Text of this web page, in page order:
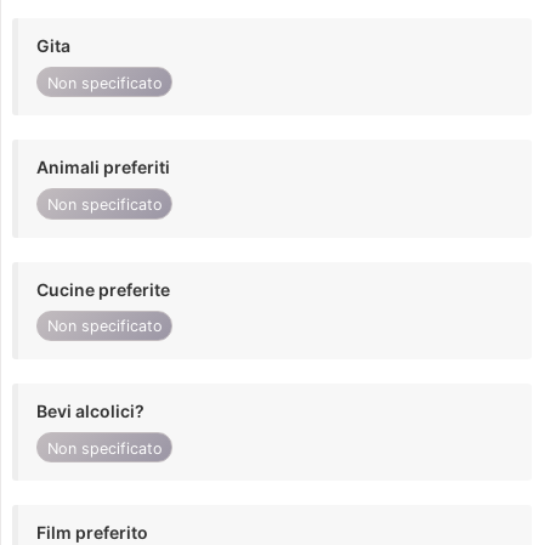
Gita
Non specificato
Animali preferiti
Non specificato
Cucine preferite
Non specificato
Bevi alcolici?
Non specificato
Film preferito